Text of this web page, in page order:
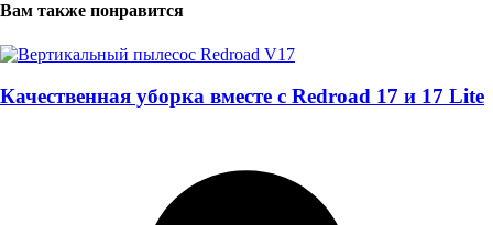
Вам также понравится
Качественная уборка вместе с Redroad 17 и 17 Lite